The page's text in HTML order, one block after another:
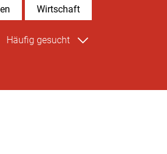
Wirtschaft
Häufig gesucht